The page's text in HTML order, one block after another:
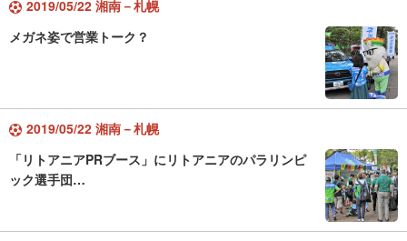
2019/05/22 湘南－札幌
メガネ姿で営業トーク？
2019/05/22 湘南－札幌
「リトアニアPRブース」にリトアニアのパラリンピ
ック選手団…